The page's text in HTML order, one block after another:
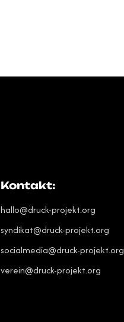
Kontakt:
hallo@druck-projekt.org
syndikat@druck-projekt.org
socialmedia@druck-projekt.org
verein@druck-projekt.org